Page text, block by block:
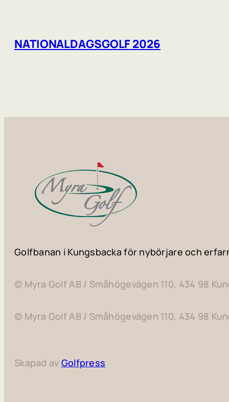
NATIONALDAGSGOLF 2026
Golfbanan i Kungsbacka för nybörjare och
© Myra Golf AB / Småhögevägen 110, 434 98
© Myra Golf AB / Småhögevägen 110, 434 98
Skapad av Golfpress